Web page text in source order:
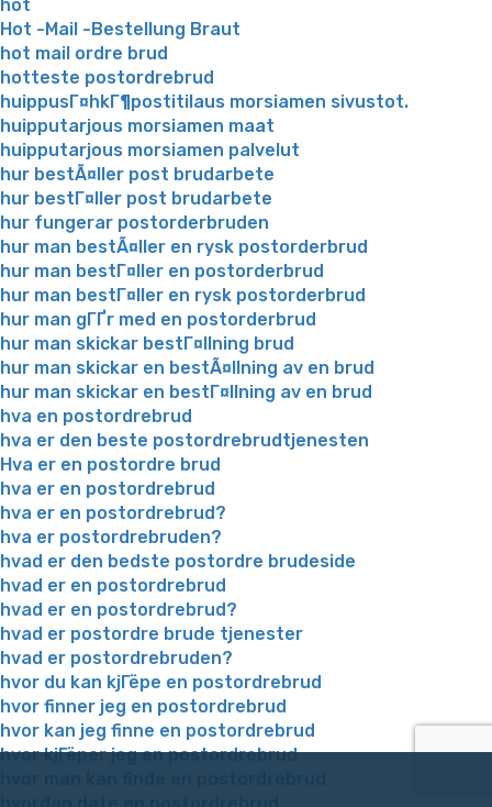
hot
Hot -Mail -Bestellung Braut
hot mail ordre brud
hotteste postordrebrud
huippusГ¤hkГ¶postitilaus morsiamen sivustot.
huipputarjous morsiamen maat
huipputarjous morsiamen palvelut
hur bestÃ¤ller post brudarbete
hur bestГ¤ller post brudarbete
hur fungerar postorderbruden
hur man bestÃ¤ller en rysk postorderbrud
hur man bestГ¤ller en postorderbrud
hur man bestГ¤ller en rysk postorderbrud
hur man gГҐr med en postorderbrud
hur man skickar bestГ¤llning brud
hur man skickar en bestÃ¤llning av en brud
hur man skickar en bestГ¤llning av en brud
hva en postordrebrud
hva er den beste postordrebrudtjenesten
Hva er en postordre brud
hva er en postordrebrud
hva er en postordrebrud?
hva er postordrebruden?
hvad er den bedste postordre brudeside
hvad er en postordrebrud
hvad er en postordrebrud?
hvad er postordre brude tjenester
hvad er postordrebruden?
hvor du kan kjГёpe en postordrebrud
hvor finner jeg en postordrebrud
hvor kan jeg finne en postordrebrud
hvor kjГёper jeg en postordrebrud